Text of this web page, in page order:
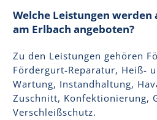
Welche Leistungen werden
am Erlbach angeboten?
Zu den Leistungen gehören
Fördergurt-Reparatur, Heiß-
Wartung, Instandhaltung,
Zuschnitt, Konfektionierung,
Verschleißschutz.